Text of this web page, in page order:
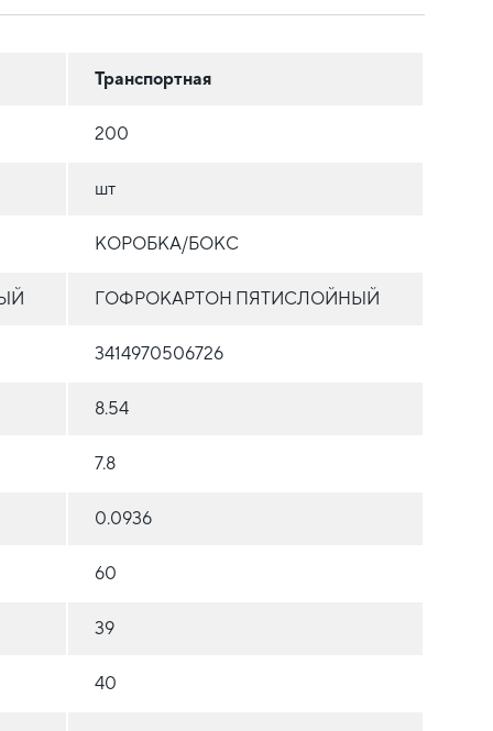
Транспортная
200
шт
КОРОБКА/БОКС
ГОФРОКАРТОН ПЯТИСЛОЙНЫЙ
3414970506726
8.54
7.8
0.0936
60
39
40